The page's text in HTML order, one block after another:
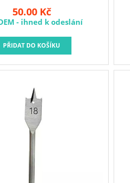
50.00 Kč
- ihned k odeslání